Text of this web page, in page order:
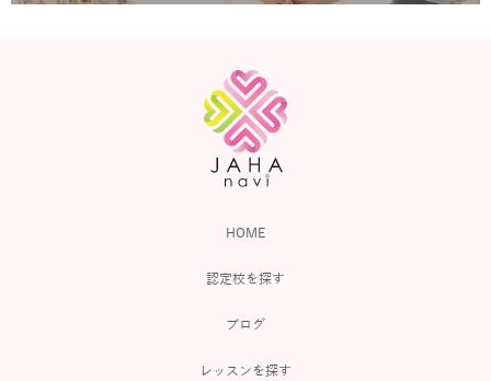
HOME
認定校を探す
ブログ
レッスンを探す